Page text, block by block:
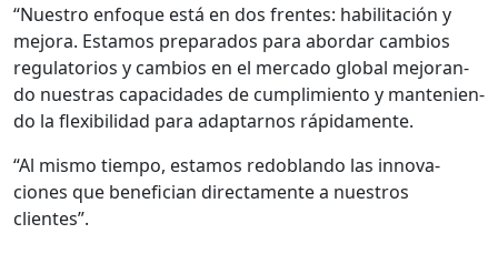
“Nue­stro enfoque está en dos frentes: habil­itación y
mejo­ra. Esta­mos prepara­dos para abor­dar cam­bios
reg­u­la­to­rios y cam­bios en el mer­ca­do glob­al mejo­ran­
do nues­tras capaci­dades de cumplim­ien­to y man­te­nien­
do la flex­i­bil­i­dad para adap­tarnos ráp­i­da­mente.
“Al mis­mo tiem­po, esta­mos redob­lan­do las inno­va­
ciones que ben­e­fi­cian direc­ta­mente a nue­stros
clientes”.